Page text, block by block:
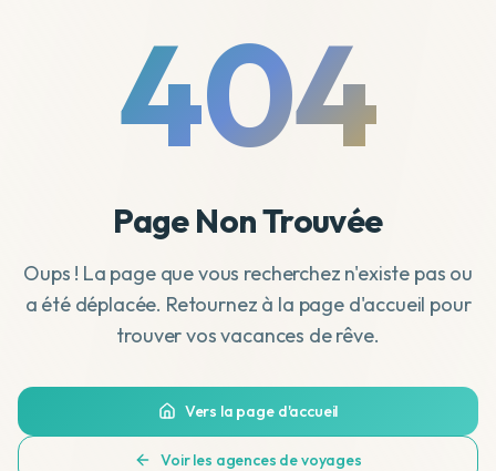
404
Page Non Trouvée
Oups ! La page que vous recherchez n'existe pas ou
a été déplacée. Retournez à la page d'accueil pour
trouver vos vacances de rêve.
Vers la page d'accueil
Voir les agences de voyages